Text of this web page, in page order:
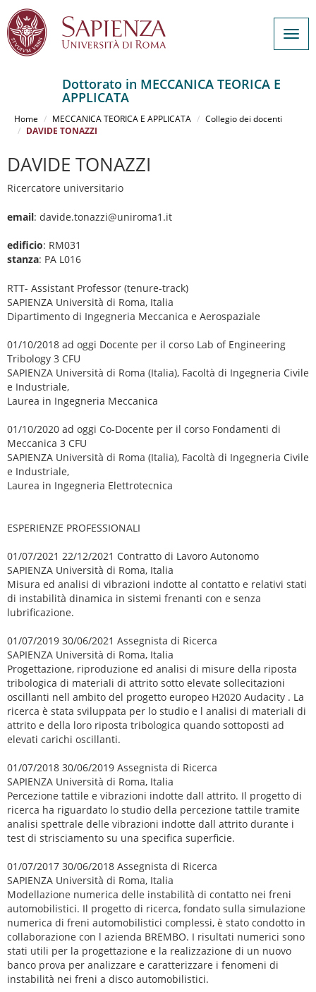
contenuto
Dottorato in MECCANICA TEORICA E
APPLICATA
Home MECCANICA TEORICA E APPLICATA
Collegio dei docenti
DAVIDE TONAZZI
DAVIDE TONAZZI
Ricercatore universitario
email: davide.tonazzi@uniroma1.it
edificio: RM031
stanza: PA L016
RTT- Assistant Professor (tenure-track)
SAPIENZA Università di Roma, Italia
Dipartimento di Ingegneria Meccanica e Aerospaziale
01/10/2018 ad oggi Docente per il corso Lab of Engineering
Tribology 3 CFU
SAPIENZA Università di Roma (Italia), Facoltà di Ingegneria Civile
e Industriale,
Laurea in Ingegneria Meccanica
01/10/2020 ad oggi Co-Docente per il corso Fondamenti di
Meccanica 3 CFU
SAPIENZA Università di Roma (Italia), Facoltà di Ingegneria Civile
e Industriale,
Laurea in Ingegneria Elettrotecnica
ESPERIENZE PROFESSIONALI
01/07/2021 22/12/2021 Contratto di Lavoro Autonomo
SAPIENZA Università di Roma, Italia
Misura ed analisi di vibrazioni indotte al contatto e relativi stati
di instabilità dinamica in sistemi frenanti con e senza
lubrificazione.
01/07/2019 30/06/2021 Assegnista di Ricerca
SAPIENZA Università di Roma, Italia
Progettazione, riproduzione ed analisi di misure della riposta
tribologica di materiali di attrito sotto elevate sollecitazioni
oscillanti nell ambito del progetto europeo H2020 Audacity . La
ricerca è stata sviluppata per lo studio e l analisi di materiali di
attrito e della loro riposta tribologica quando sottoposti ad
elevati carichi oscillanti.
01/07/2018 30/06/2019 Assegnista di Ricerca
SAPIENZA Università di Roma, Italia
Percezione tattile e vibrazioni indotte dall attrito. Il progetto di
ricerca ha riguardato lo studio della percezione tattile tramite
analisi spettrale delle vibrazioni indotte dall attrito durante i
test di strisciamento su una specifica superficie.
01/07/2017 30/06/2018 Assegnista di Ricerca
SAPIENZA Università di Roma, Italia
Modellazione numerica delle instabilità di contatto nei freni
automobilistici. Il progetto di ricerca, fondato sulla simulazione
numerica di freni automobilistici complessi, è stato condotto in
collaborazione con l azienda BREMBO. I risultati numerici sono
stati utili per la progettazione e la realizzazione di un nuovo
banco prova per analizzare e caratterizzare i fenomeni di
instabilità nei freni a disco automobilistici.